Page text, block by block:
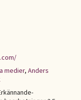
medier, Anders